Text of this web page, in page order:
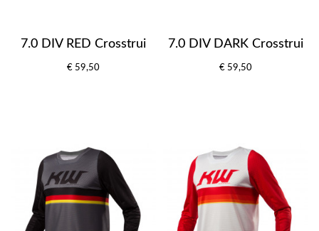
7.0 DIV RED Crosstrui
€ 59,50
7.0 DIV DARK Crosstrui
€ 59,50